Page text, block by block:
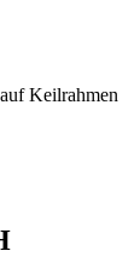
Keilrahmen